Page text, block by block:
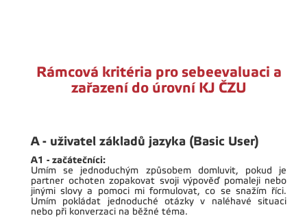
Rámcová kritéria pro sebeevaluaci a
zařazení do úrovní KJ ČZU
A - uživatel základů jazyka (Basic User)
A1 - začátečníci:
Umím se jednoduchým způsobem domluvit, pokud je
partner ochoten zopakovat svoji výpověď pomaleji nebo
jinými slovy a pomoci mi formulovat, co se snažím říci.
Umím pokládat jednoduché otázky v naléhavé situaci
nebo při konverzaci na běžné téma.